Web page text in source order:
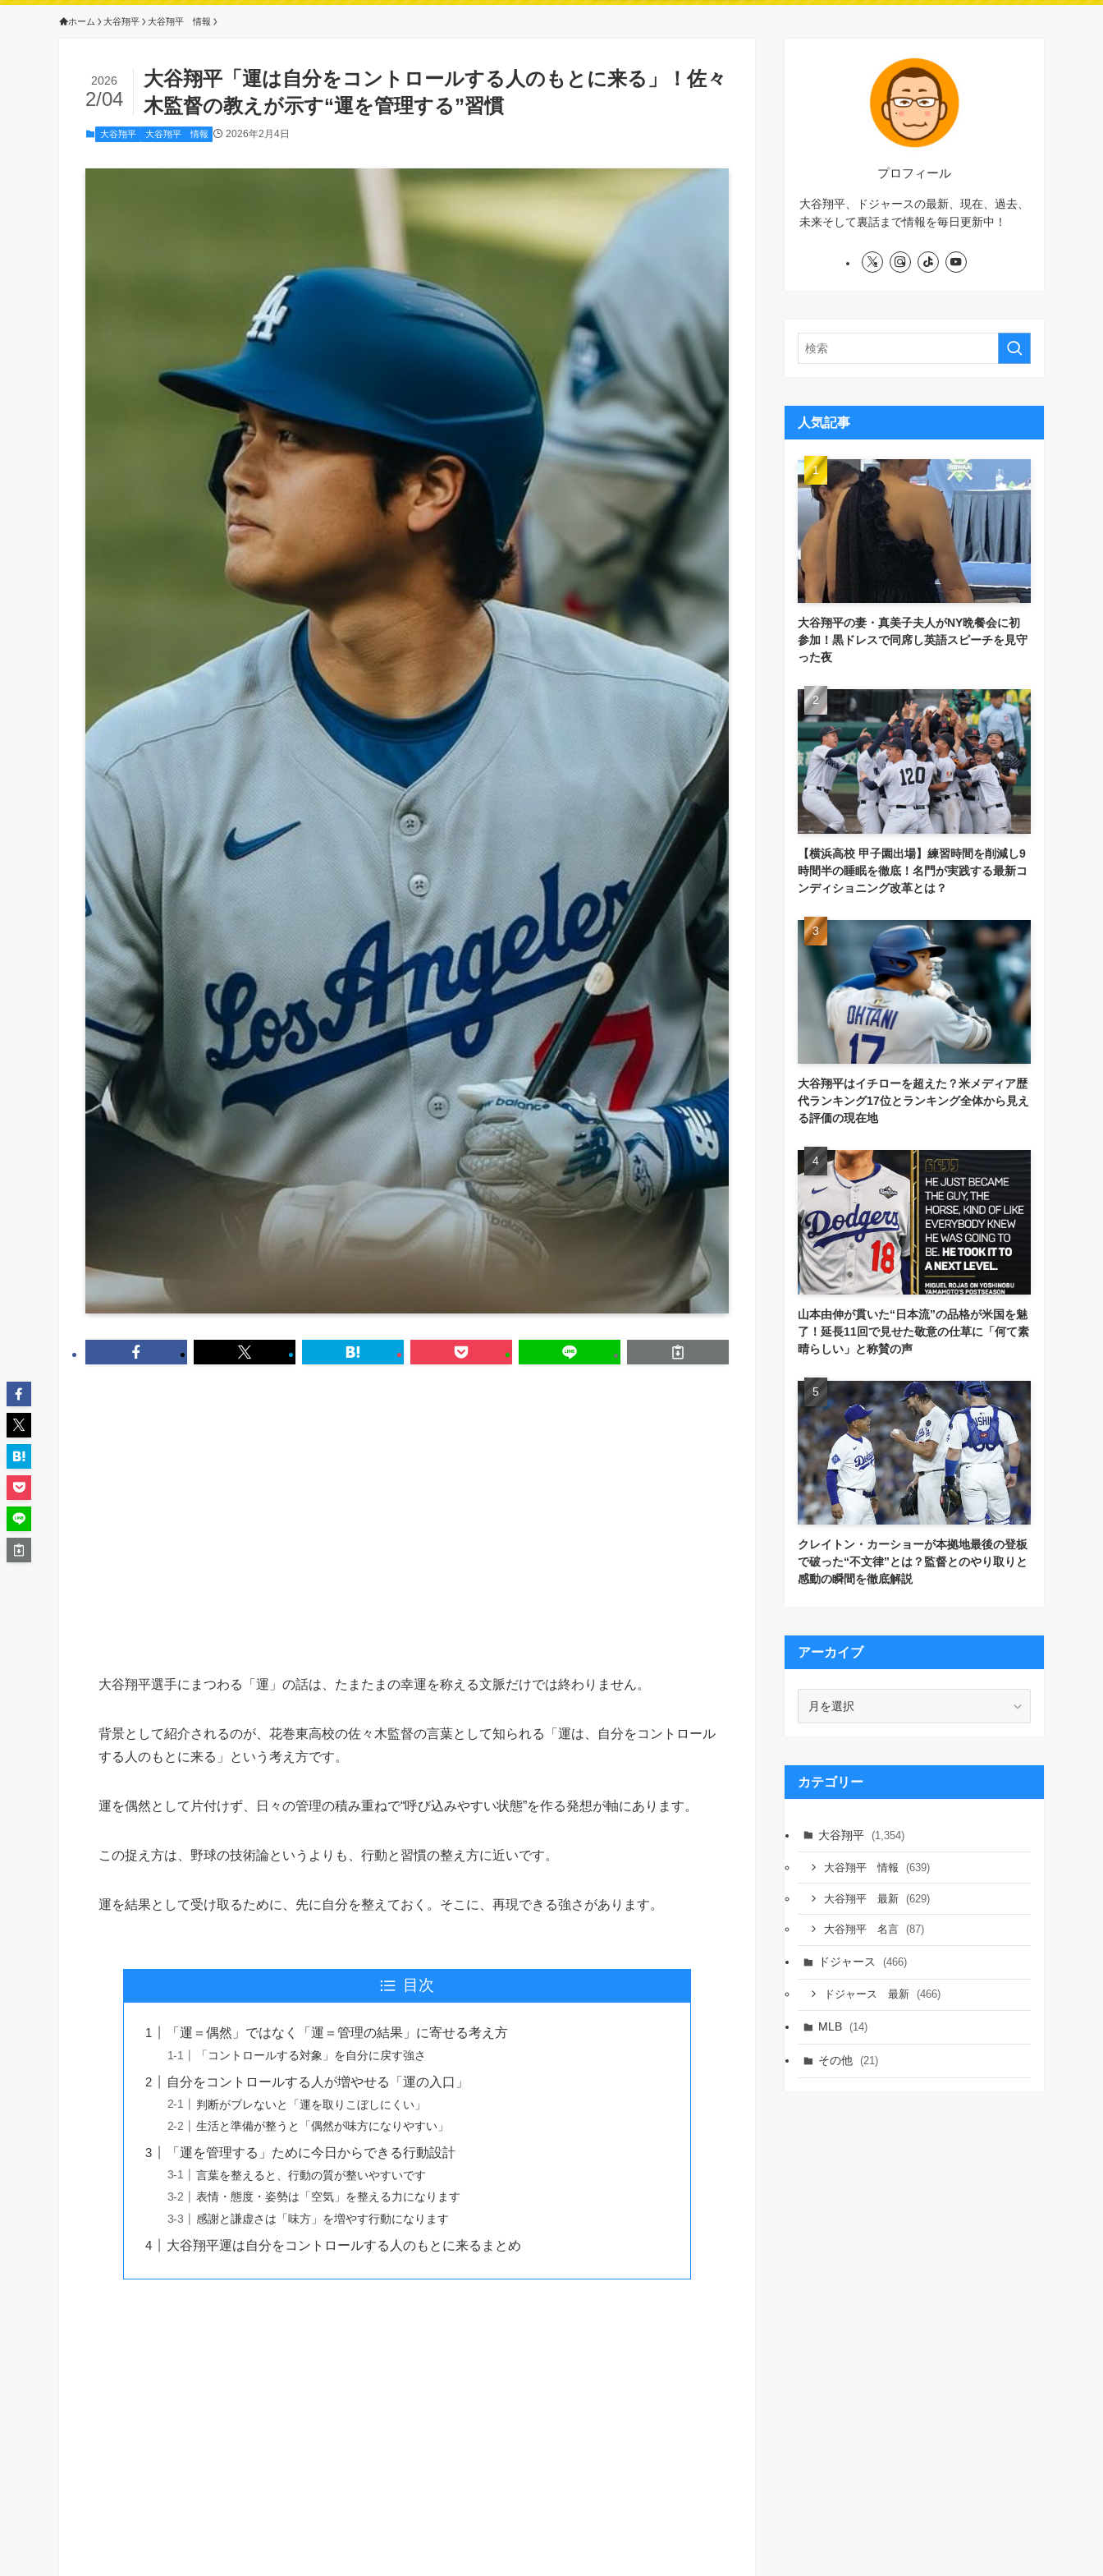
ホーム 大谷翔平 大谷翔平 情報
大谷翔平「運は自分をコントロールする人のもとに来る」！佐々
木監督の教えが示す“運を管理する”習慣
2026
2/04
大谷翔平 大谷翔平 情報 2026年2月4日
大谷翔平選手にまつわる「運」の話は、たまたまの幸運を称える文脈だけでは終わりません。
背景として紹介されるのが、花巻東高校の佐々木監督の言葉として知られる「運は、自分をコントロール
する人のもとに来る」という考え方です。
運を偶然として片付けず、日々の管理の積み重ねで“呼び込みやすい状態”を作る発想が軸にあります。
この捉え方は、野球の技術論というよりも、行動と習慣の整え方に近いです。
運を結果として受け取るために、先に自分を整えておく。そこに、再現できる強さがあります。
目次
「運＝偶然」ではなく「運＝管理の結果」に寄せる考え方
「コントロールする対象」を自分に戻す強さ
自分をコントロールする人が増やせる「運の入口」
判断がブレないと「運を取りこぼしにくい」
生活と準備が整うと「偶然が味方になりやすい」
「運を管理する」ために今日からできる行動設計
言葉を整えると、行動の質が整いやすいです
表情・態度・姿勢は「空気」を整える力になります
感謝と謙虚さは「味方」を増やす行動になります
大谷翔平運は自分をコントロールする人のもとに来るまとめ
プロフィール
大谷翔平、ドジャースの最新、現在、過去、
未来そして裏話まで情報を毎日更新中！
人気記事
大谷翔平の妻・真美子夫人がNY晩餐会に初
参加！黒ドレスで同席し英語スピーチを見守
った夜
【横浜高校 甲子園出場】練習時間を削減し9
時間半の睡眠を徹底！名門が実践する最新コ
ンディショニング改革とは？
大谷翔平はイチローを超えた？米メディア歴
代ランキング17位とランキング全体から見え
る評価の現在地
山本由伸が貫いた“日本流”の品格が米国を魅
了！延長11回で見せた敬意の仕草に「何て素
晴らしい」と称賛の声
クレイトン・カーショーが本拠地最後の登板
で破った“不文律”とは？監督とのやり取りと
感動の瞬間を徹底解説
アーカイブ
ブ
カテゴリー
大谷翔平 (1,354)
大谷翔平 情報 (639)
大谷翔平 最新 (629)
大谷翔平 名言 (87)
ドジャース (466)
ドジャース 最新 (466)
MLB (14)
その他 (21)